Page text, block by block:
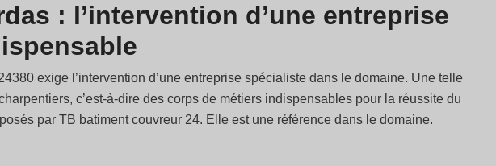
: l’intervention d’une entreprise
exige l’intervention d’une entreprise spécialiste dans le domaine. Une telle
c’est-à-dire des corps de métiers indispensables pour la réussite du
par TB batiment couvreur 24. Elle est une référence dans le domaine.